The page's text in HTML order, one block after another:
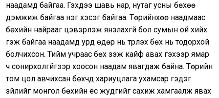
наадамд байгаа. Гэхдээ шавь нар, нутаг усны бөхөө
дэмжиж байгаа нэг хэсэг байгаа. Төрийнхөө наадмаас
бөхийн найрааг цэвэрлэж янзлахгүй бол сумын ой хийх
гэж байгаа наадамд урд өдөр нь түрүүлэх бөх нь тодорхой
болчихсон. Тийм учраас бөх үзэж кайф авах гэхээр ямар
ч сонирхолгүйгээр хоосон наадам явагдаж байна. Төрийн
том цол авчихсан бөхчүүд хариуцлага ухамсар гэдэг
зүйлийг монгол бөхийн ёс жудгийг сахиж хамгаалж явах